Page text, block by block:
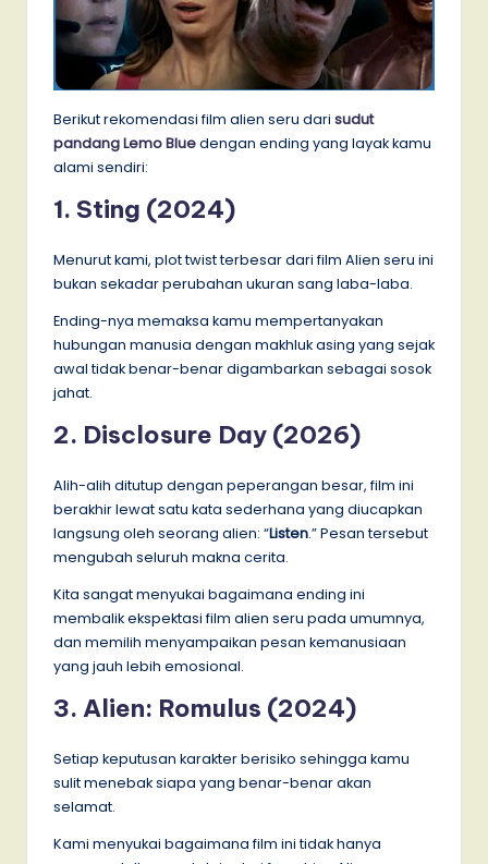
Berikut rekomendasi film alien seru dari sudut
pandang Lemo Bluedengan ending yang layak kamu
alami sendiri:
1. Sting (2024)
Menurut kami, plot twist terbesar dari film Alien seru ini
bukan sekadar perubahan ukuran sang laba-laba.
Ending-nya memaksa kamu mempertanyakan
hubungan manusia dengan makhluk asing yang sejak
awal tidak benar-benar digambarkan sebagai sosok
jahat.
2. Disclosure Day (2026)
Alih-alih ditutup dengan peperangan besar, film ini
berakhir lewat satu kata sederhana yang diucapkan
langsung oleh seorang alien: “Listen.” Pesan tersebut
mengubah seluruh makna cerita.
Kita sangat menyukai bagaimana ending ini
membalik ekspektasi film alien seru pada umumnya,
dan memilih menyampaikan pesan kemanusiaan
yang jauh lebih emosional.
3. Alien: Romulus (2024)
Setiap keputusan karakter berisiko sehingga kamu
sulit menebak siapa yang benar-benar akan
selamat.
Kami menyukai bagaimana film ini tidak hanya